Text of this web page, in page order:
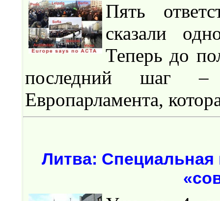
Пять
сказали
Теперь до
последний шаг
Европарламента,
Литва: Специальная